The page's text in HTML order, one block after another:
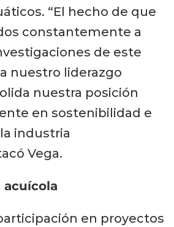
“El hecho de que
constantemente a
de este
nuestro liderazgo
nuestra posición
en sostenibilidad e
industria
Vega.
en proyectos